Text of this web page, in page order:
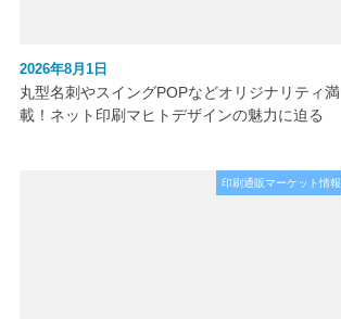
2026年8月1日
丸型名刺やスイングPOPなどオリジナリティ満
載！ネット印刷マヒトデザインの魅力に迫る
印刷通販マーケット情報